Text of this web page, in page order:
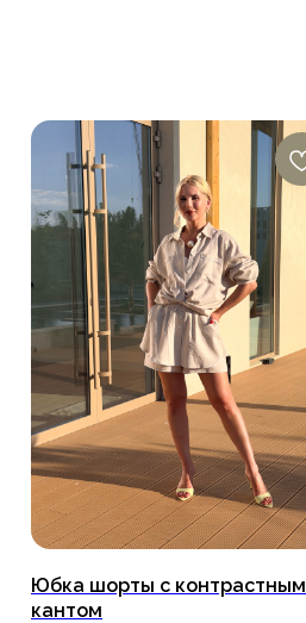
Юбка шорты с контрастным
кантом